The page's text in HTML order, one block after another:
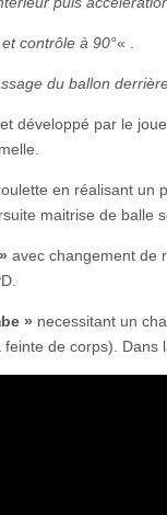
contrôle à 90°« .
du ballon
développé par le
en réalisant un
maitrise de balle
avec changement
» necessitant un
de corps). Dans